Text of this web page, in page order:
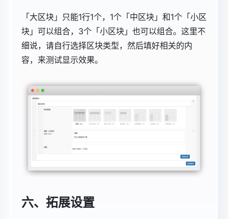
「大区块」只能1行1个，1个 「中区块」和1个 「小区
块」可以组合，3个 「小区块」也可以组合。这里不
细说，请自行选择区块类型，然后填好相关的内
容，来测试显示效果。
六、拓展设置